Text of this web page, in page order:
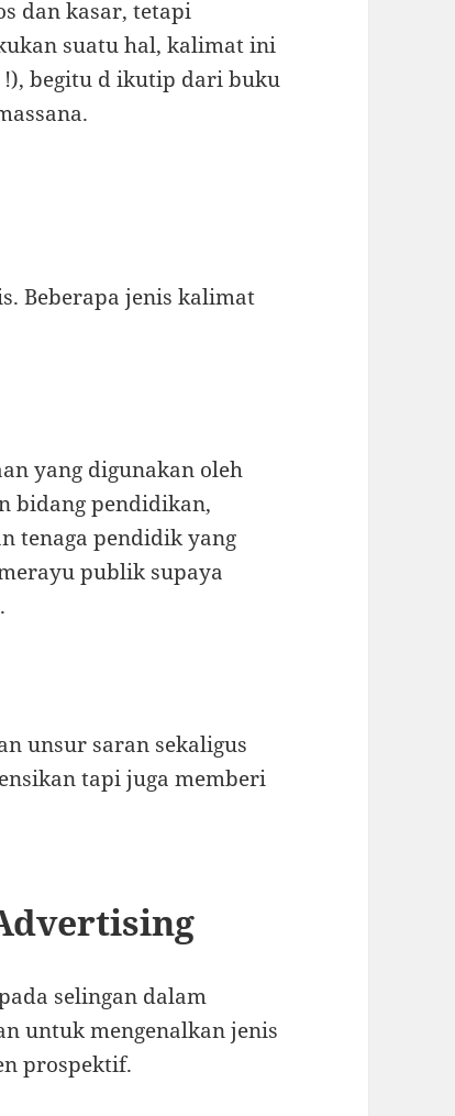
dan kasar, tetapi
suatu hal, kalimat ini
!), begitu d ikutip dari buku
Beberapa jenis kalimat
yang digunakan oleh
bidang pendidikan,
tenaga pendidik yang
publik supaya
unsur saran sekaligus
tapi juga memberi
selingan dalam
untuk mengenalkan jenis
prospektif.